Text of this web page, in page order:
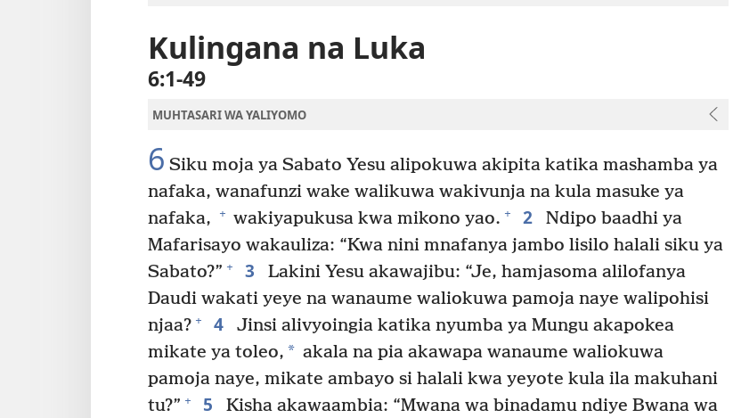
Kulingana na Luka
6:1-49
MUHTASARI WA YALIYOMO
6 Siku moja ya Sabato Yesu alipokuwa akipita katika mashamba ya
nafaka, wanafunzi wake walikuwa wakivunja na kula masuke ya
nafaka,
+ wakiyapukusa kwa mikono yao. + 2
Ndipo baadhi ya
Mafarisayo wakauliza: “Kwa nini mnafanya jambo lisilo halali siku ya
Sabato?” + 3
Lakini Yesu akawajibu: “Je, hamjasoma alilofanya
Daudi wakati yeye na wanaume waliokuwa pamoja naye walipohisi
njaa? + 4
Jinsi alivyoingia katika nyumba ya Mungu akapokea
mikate ya toleo, * akala na pia akawapa wanaume waliokuwa
pamoja naye, mikate ambayo si halali kwa yeyote kula ila makuhani
tu?” + 5
Kisha akawaambia: “Mwana wa binadamu ndiye Bwana wa